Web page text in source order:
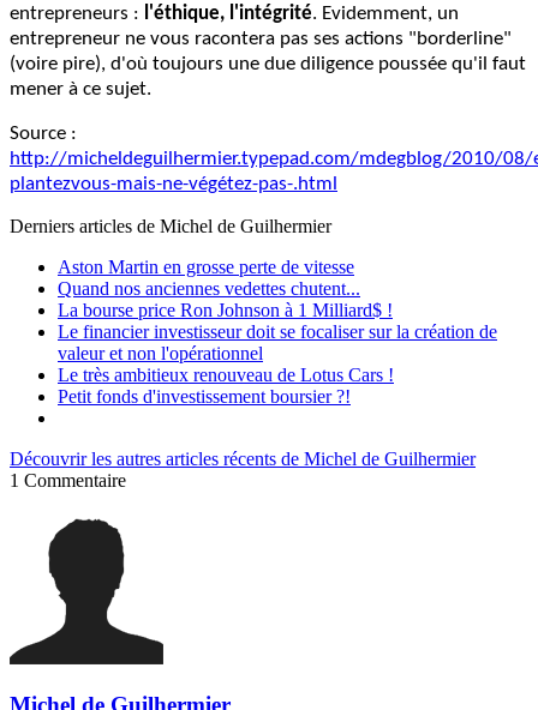
entrepreneurs : l'éthique, l'intégrité. Evidemment, un
entrepreneur ne vous racontera pas ses actions "borderline"
(voire pire), d'où toujours une due diligence poussée qu'il faut
mener à ce sujet.
Source :
http://micheldeguilhermier.typepad.com/mdegblog/2010/08/
plantezvous-mais-ne-végétez-pas-.html
Derniers articles de Michel de Guilhermier
Aston Martin en grosse perte de vitesse
Quand nos anciennes vedettes chutent...
La bourse price Ron Johnson à 1 Milliard$ !
Le financier investisseur doit se focaliser sur la création de
valeur et non l'opérationnel
Le très ambitieux renouveau de Lotus Cars !
Petit fonds d'investissement boursier ?!
Découvrir les autres articles récents de Michel de Guilhermier
1 Commentaire
Michel de Guilhermier